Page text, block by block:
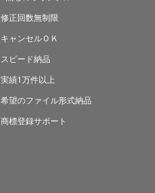
修正回数無制限
キャンセルＯＫ
スピード納品
実績1万件以上
希望のファイル形式納品
商標登録サポート